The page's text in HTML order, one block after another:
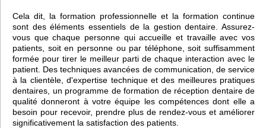
Cela dit, la formation professionnelle et la formation continue
sont des éléments essentiels de la gestion dentaire. Assurez-
vous que chaque personne qui accueille et travaille avec vos
patients, soit en personne ou par téléphone, soit suffisamment
formée pour tirer le meilleur parti de chaque interaction avec le
patient. Des techniques avancées de communication, de service
à la clientèle, d'expertise technique et des meilleures pratiques
dentaires, un programme de formation de réception dentaire de
qualité donneront à votre équipe les compétences dont elle a
besoin pour recevoir, prendre plus de rendez-vous et améliorer
significativement la satisfaction des patients.